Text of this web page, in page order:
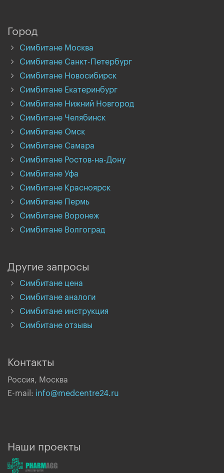
Город
Симбитане Москва
Симбитане Санкт-Петербург
Симбитане Новосибирск
Симбитане Екатеринбург
Симбитане Нижний Новгород
Симбитане Челябинск
Симбитане Омск
Симбитане Самара
Симбитане Ростов-на-Дону
Симбитане Уфа
Симбитане Красноярск
Симбитане Пермь
Симбитане Воронеж
Симбитане Волгоград
Другие запросы
Симбитане цена
Симбитане аналоги
Симбитане инструкция
Симбитане отзывы
Контакты
Россия, Москва
E-mail: info@medcentre24.ru
Наши проекты